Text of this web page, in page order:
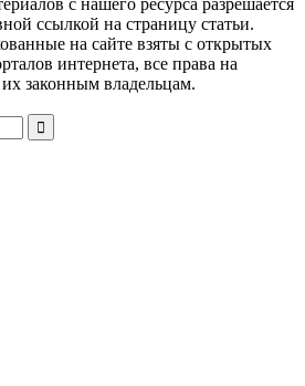
с нашего ресурса разрешается
ссылкой на страницу статьи.
на сайте взяты с открытых
интернета, все права на
законным владельцам.